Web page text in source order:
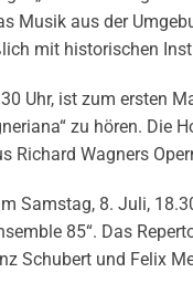
Musik aus der
mit historischen
Uhr, ist zum ersten
zu hören. Die
Richard Wagners
Samstag, 8. Juli,
85“. Das
Schubert und Felix